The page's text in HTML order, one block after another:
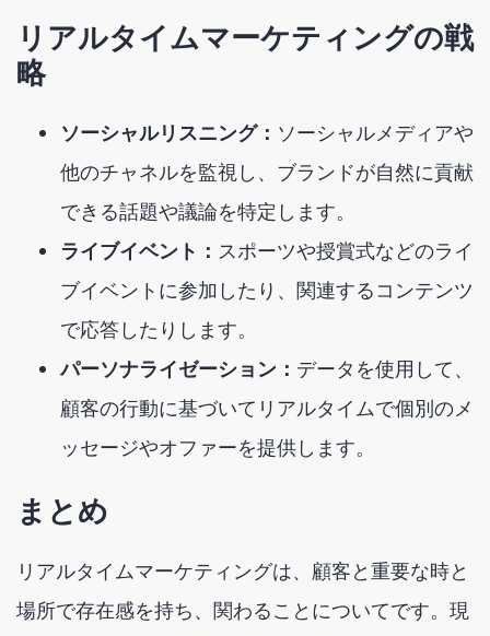
リアルタイムマーケティングの戦
略
ソーシャルリスニング： ソーシャルメディアや
他のチャネルを監視し、ブランドが自然に貢献
できる話題や議論を特定します。
ライブイベント： スポーツや授賞式などのライ
ブイベントに参加したり、関連するコンテンツ
で応答したりします。
パーソナライゼーション： データを使用して、
顧客の行動に基づいてリアルタイムで個別のメ
ッセージやオファーを提供します。
まとめ
リアルタイムマーケティングは、顧客と重要な時と
場所で存在感を持ち、関わることについてです。現